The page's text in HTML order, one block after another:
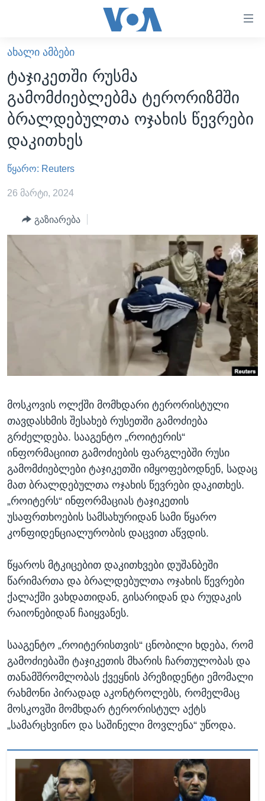
ხელმისაწვდომობისთვის
გადადით
გადადით
მთავარ
ნავიგაციაზე
გადადით
ძიებაზე
ᲐᲮᲐᲚᲘ ᲐᲛᲑᲔᲑᲘ
ᲡᲐᲥᲐᲠᲗᲕᲔᲚᲝ
ᲐᲨᲨ
ᲐᲨᲨ-ᲘᲡ ᲐᲠᲩᲔᲕᲜᲔᲑᲘ 2024
ᲛᲡᲝᲤᲚᲘᲝ
ᲕᲘᲓᲔᲝᲔᲑᲘ
ᲒᲐᲓᲐᲪᲔᲛᲔᲑᲘ
ᲕᲐᲨᲘᲜᲒᲢᲝᲜᲘ ᲓᲦᲔᲡ
ᲮᲔᲓᲕᲐ ᲕᲐᲨᲘᲜᲒᲢᲝᲜᲘᲓᲐᲜ
ᲡᲮᲕᲐ ᲡᲘᲐᲮᲚᲔᲔᲑᲘ
ᲞᲝᲚᲘᲢᲘᲙᲐ
ᲓᲔᲖᲘᲜᲤᲝᲠᲛᲐᲪᲘᲐ
ᲠᲣᲡᲔᲗᲘᲡ ᲨᲔᲭᲠᲐ ᲣᲙᲠᲐᲘᲜᲐᲨᲘ
ენები
ᲐᲮᲐᲚᲘ ᲐᲛᲑᲔᲑᲘ
ტაჯიკეთში რუსმა
გამომძიებლებმა ტერორიზმში
ბრალდებულთა ოჯახის წევრები
დაკითხეს
წყარო: Reuters
26 მარტი, 2024
გაზიარება
მოსკოვის ოლქში მომხდარი ტერორისტული
თავდასხმის შესახებ რუსეთში გამოძიება
გრძელდება. სააგენტო „როიტერის“
ინფორმაციით გამოძიების ფარგლებში რუსი
გამომძიებლები ტაჯიკეთში იმყოფებოდნენ, სადაც
მათ ბრალდებულთა ოჯახის წევრები დაკითხეს.
„როიტერს“ ინფორმაციას ტაჯიკეთის
უსაფრთხოების სამსახურიდან სამი წყარო
კონფიდენციალურობის დაცვით აწვდის.
წყაროს მტკიცებით დაკითხვები დუშანბეში
წარიმართა და ბრალდებულთა ოჯახის წევრები
ქალაქში ვახდათიდან, გისარიდან და რუდაკის
რაიონებიდან ჩაიყვანეს.
სააგენტო „როიტერისთვის“ ცნობილი ხდება, რომ
გამოძიებაში ტაჯიკეთის მხარის ჩართულობას და
თანამშრომლობას ქვეყნის პრეზიდენტი ემომალი
რახმონი პირადად აკონტროლებს, რომელმაც
მოსკოვში მომხდარ ტერორისტულ აქტს
„სამარცხვინო და საშინელი მოვლენა“ უწოდა.